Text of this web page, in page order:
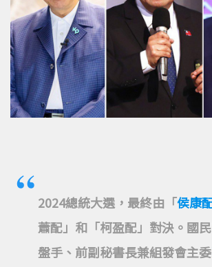
2024總統大選，最終由「侯康
蕭配」和「柯盈配」對決。國
盤手、前副秘書長兼組發會主委